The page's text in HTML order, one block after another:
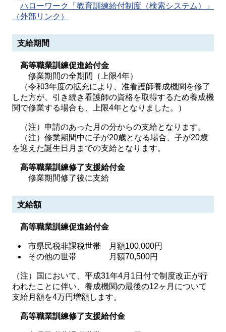
ハローワーク「教育訓練給付制度（検索システム）」
（外部リンク）
支給期間
高等職業訓練促進給付金
修業期間の全期間（上限4年）
（令和3年度の拡充により、准看護師養成機関を修了
した方が、引き続き看護師の資格を取得するため養成機
関で修業する場合も、上限4年となりました。）
（注）申請のあった月の分からの支給となります。
（注）修業期間中に子が20歳となる場合、子が20歳
を迎えた誕生日月までの支給となります。
高等職業訓練修了支援給付金
修業期間修了後に支給
支給額
高等職業訓練促進給付金
市県民税非課税世帯 月額100,000円
その他の世帯 月額70,500円
（注）国において、平成31年4月1日付で制度改正が行
われたことに伴い、養成機関の最後の12ヶ月について
支給月額を4万円増額します。
高等職業訓練修了支援給付金